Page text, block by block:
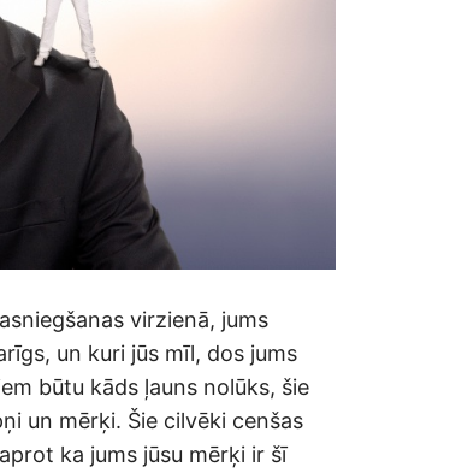
virzienā, jums
un kuri jūs mīl, dos jums
būtu kāds ļauns nolūks, šie
un mērķi. Šie cilvēki cenšas
ka jums jūsu mērķi ir šī